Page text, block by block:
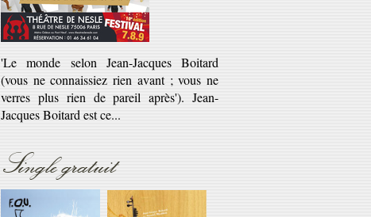
'Le monde selon Jean-Jacques Boitard
(vous ne connaissiez rien avant ; vous ne
Jacques Boitard est ce...
En savoir plus...
Réédition
Single gratuit